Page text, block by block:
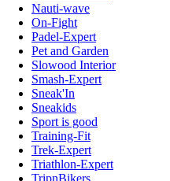
Nauti-wave
On-Fight
Padel-Expert
Pet and Garden
Slowood Interior
Smash-Expert
Sneak'In
Sneakids
Sport is good
Training-Fit
Trek-Expert
Triathlon-Expert
TripnBikers